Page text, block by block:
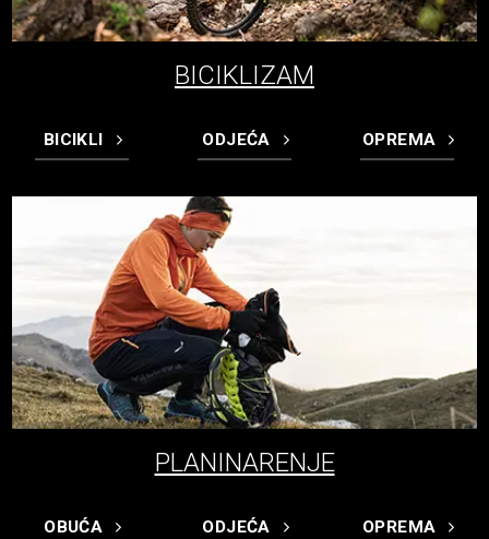
BICIKLIZAM
BICIKLI ODJEĆA OPREMA
PLANINARENJE
OBUĆA ODJEĆA OPREMA